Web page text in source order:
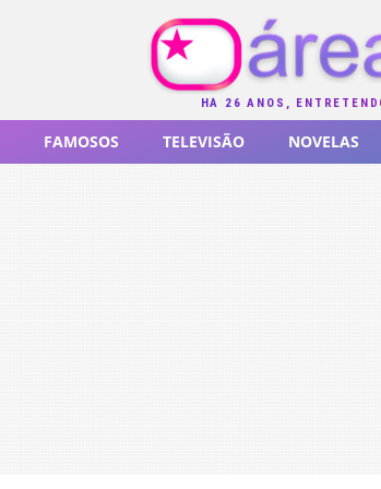
HÁ 26 ANOS,
FAMOSOS TELEVISÃO NOVELAS